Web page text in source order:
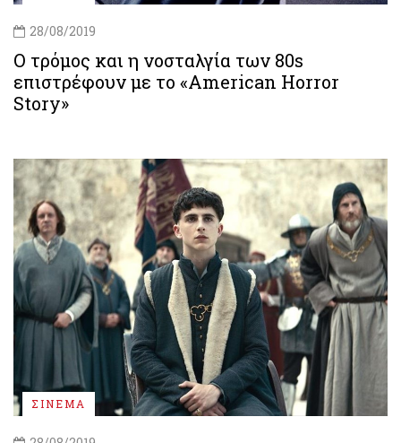
28/08/2019
Ο τρόμος και η νοσταλγία των 80s
επιστρέφουν με το «American Horror
Story»
ΣΙΝΕΜΑ